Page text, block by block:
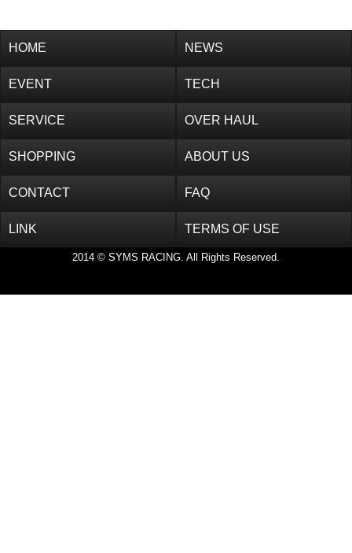
HOME NEWS
EVENT TECH
SERVICE OVER HAUL
SHOPPING ABOUT US
CONTACT FAQ
LINK TERMS OF USE
2014 © SYMS RACING. All Rights Reserved.